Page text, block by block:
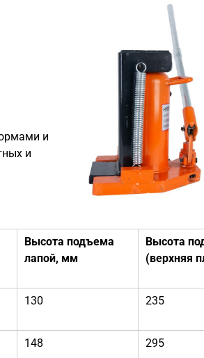
и
и
Высота подъема
лапой, мм
Высота
(верхняя
130 235
148 295